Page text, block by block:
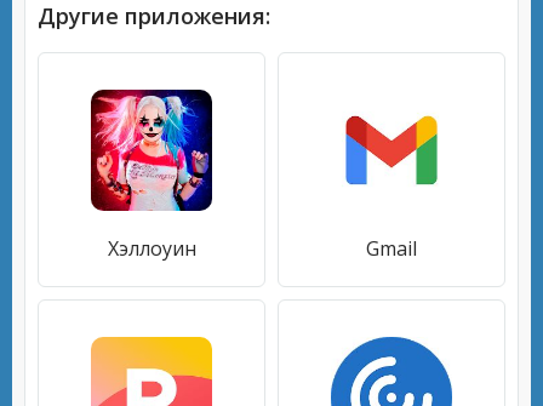
Другие приложения:
Хэллоуин Gmail